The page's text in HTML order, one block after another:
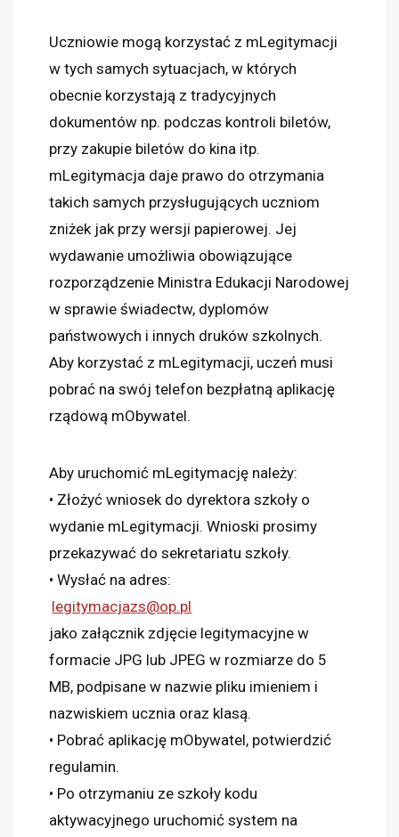
Uczniowie mogą korzystać z mLegitymacji
w tych samych sytuacjach, w których
obecnie korzystają z tradycyjnych
dokumentów np. podczas kontroli biletów,
przy zakupie biletów do kina itp.
mLegitymacja daje prawo do otrzymania
takich samych przysługujących uczniom
zniżek jak przy wersji papierowej. Jej
wydawanie umożliwia obowiązujące
rozporządzenie Ministra Edukacji Narodowej
w sprawie świadectw, dyplomów
państwowych i innych druków szkolnych.
Aby korzystać z mLegitymacji, uczeń musi
pobrać na swój telefon bezpłatną aplikację
rządową mObywatel.
Aby uruchomić mLegitymację należy:
• Złożyć wniosek do dyrektora szkoły o
wydanie mLegitymacji. Wnioski prosimy
przekazywać do sekretariatu szkoły.
• Wysłać na adres:
legitymacjazs@op.pl
jako załącznik zdjęcie legitymacyjne w
formacie JPG lub JPEG w rozmiarze do 5
MB, podpisane w nazwie pliku imieniem i
nazwiskiem ucznia oraz klasą.
• Pobrać aplikację mObywatel, potwierdzić
regulamin.
• Po otrzymaniu ze szkoły kodu
aktywacyjnego uruchomić system na